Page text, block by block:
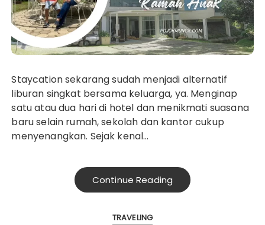
Staycation sekarang sudah menjadi alternatif
liburan singkat bersama keluarga, ya. Menginap
satu atau dua hari di hotel dan menikmati suasana
baru selain rumah, sekolah dan kantor cukup
menyenangkan. Sejak kenal…
Continue Reading
TRAVELING